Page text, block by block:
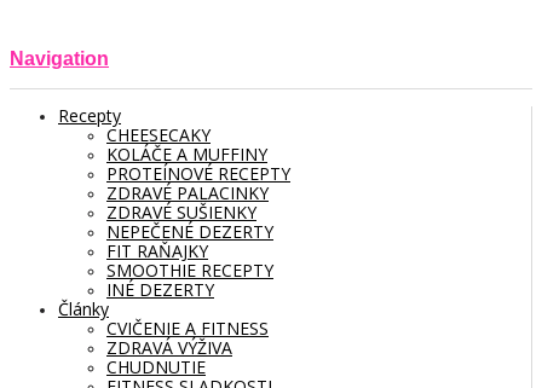
Navigation
Recepty
CHEESECAKY
KOLÁČE A MUFFINY
PROTEÍNOVÉ RECEPTY
ZDRAVÉ PALACINKY
ZDRAVÉ SUŠIENKY
NEPEČENÉ DEZERTY
FIT RAŇAJKY
SMOOTHIE RECEPTY
INÉ DEZERTY
Články
CVIČENIE A FITNESS
ZDRAVÁ VÝŽIVA
CHUDNUTIE